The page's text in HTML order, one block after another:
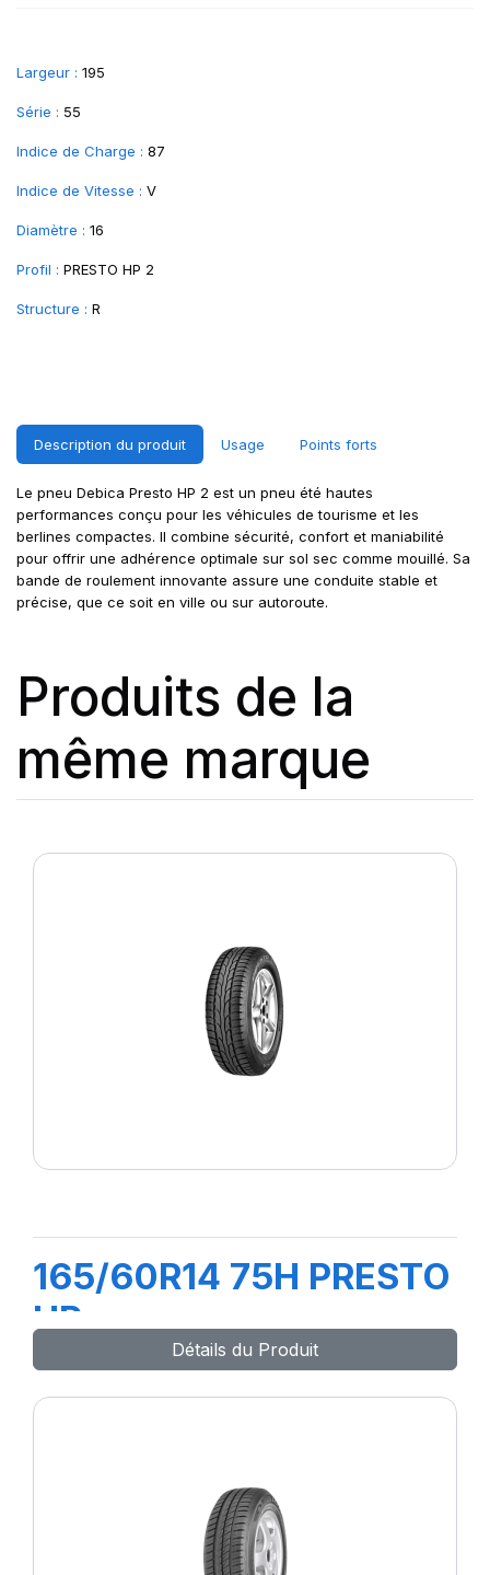
Largeur : 195
Série : 55
Indice de Charge : 87
Indice de Vitesse : V
Diamètre : 16
Profil : PRESTO HP 2
Structure : R
Description du produit Usage Points forts
Le pneu Debica Presto HP 2 est un pneu été hautes
performances conçu pour les véhicules de tourisme et les
berlines compactes. Il combine sécurité, confort et maniabilité
pour offrir une adhérence optimale sur sol sec comme mouillé. Sa
bande de roulement innovante assure une conduite stable et
précise, que ce soit en ville ou sur autoroute.
Produits de la
même marque
165/60R14 75H PRESTO
HP
Détails du Produit